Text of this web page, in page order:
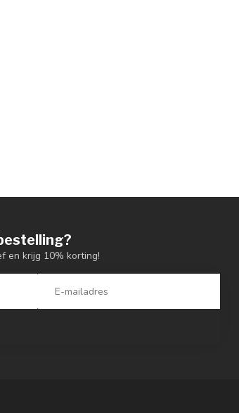
en krijg 10% korting!